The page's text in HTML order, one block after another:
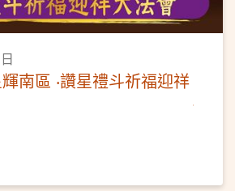
輝南區 ‧讚星禮斗祈福迎祥